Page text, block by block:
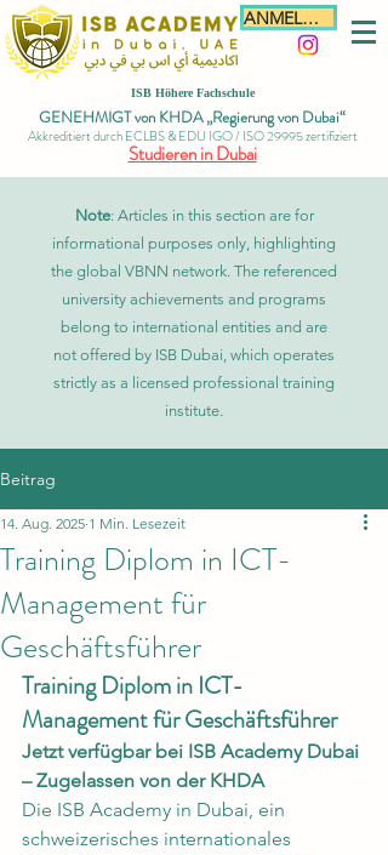
ANMELDEN
ISB Höhere Fachschule
GENEHMIGT von KHDA „Regierung von Dubai“
Akkreditiert durch ECLBS & EDU IGO / ISO 29995 zertifiziert
Studieren in Dubai
Note: Articles in this section are for
informational purposes only, highlighting
the global VBNN network. The referenced
university achievements and programs
belong to international entities and are
not offered by ISB Dubai, which operates
strictly as a licensed professional training
institute.
Beitrag
Training Diplom in ICT-
Management für
Geschäftsführer
14. Aug. 2025 1 Min. Lesezeit
Training Diplom in ICT-
Management für Geschäftsführer
Jetzt verfügbar bei ISB Academy Dubai
– Zugelassen von der KHDA
Die ISB Academy in Dubai, ein
schweizerisches internationales